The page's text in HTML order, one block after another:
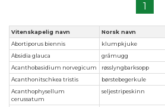
1
Vitenskapelig navn Norsk navn
Abortiporus biennis
klumpkjuke
Absidia glauca
gråmugg
Acanthobasidium norvegicum
røsslyngbarksopp
Acanthonitschkea tristis
børstebegerkule
Acanthophysellum
cerussatum
seljestripeskinn